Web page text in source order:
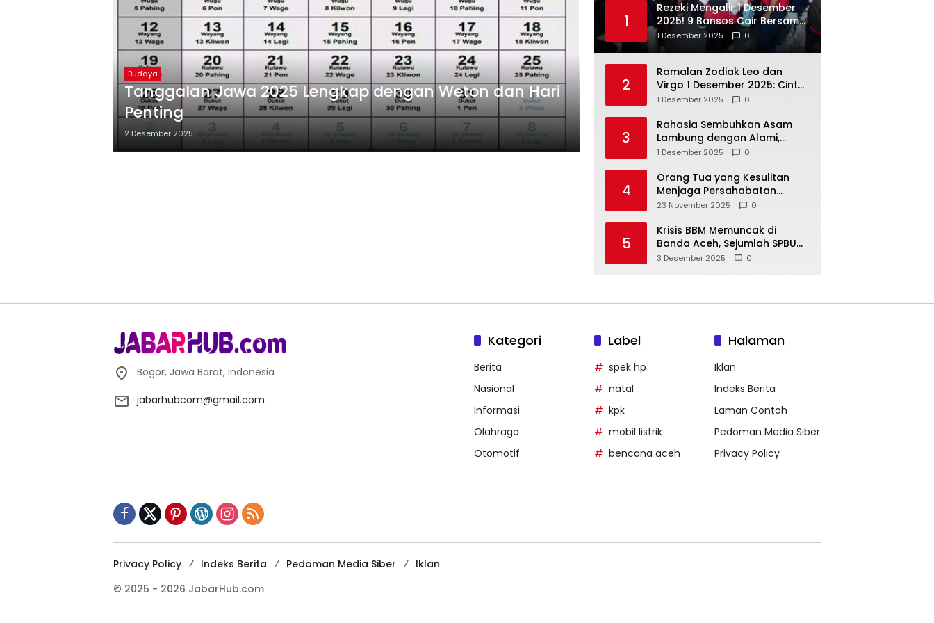
Budaya
Tanggalan Jawa 2025 Lengkap dengan Weton dan Hari
Penting
2 Desember 2025
1
Rezeki Mengalir 1 Desember
2025! 9 Bansos Cair Bersama:
PKH, BPNT, dan KKS Mandiri
Double
1 Desember 2025 0
2
Ramalan Zodiak Leo dan
Virgo 1 Desember 2025: Cinta,
Karir, Kesehatan, dan
1 Desember 2025 0
3
Rahasia Sembuhkan Asam
Lambung dengan Alami,
Nomor 4 Disalahpahami
1 Desember 2025 0
4
Orang Tua yang Kesulitan
Menjaga Persahabatan
Biasanya Lakukan 8 Hal Ini
23 November 2025 0
5
Krisis BBM Memuncak di
Banda Aceh, Sejumlah SPBU
Tutup Total
3 Desember 2025 0
Bogor, Jawa Barat, Indonesia
jabarhubcom@gmail.com
Kategori
Berita
Nasional
Informasi
Olahraga
Otomotif
Label
spek hp
natal
kpk
mobil listrik
bencana aceh
Halaman
Iklan
Indeks Berita
Laman Contoh
Pedoman Media Siber
Privacy Policy
Privacy Policy Indeks Berita Pedoman Media Siber
Iklan
© 2025 - 2026 JabarHub.com